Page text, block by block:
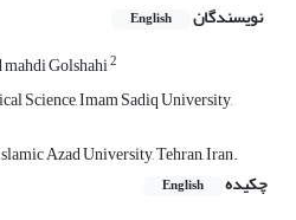
نویسندگان English
Golshahi2
Science, Imam Sadiq University,
Azad University, Tehran, Iran.
چکیده
English